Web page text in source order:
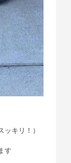
キリ！）
す